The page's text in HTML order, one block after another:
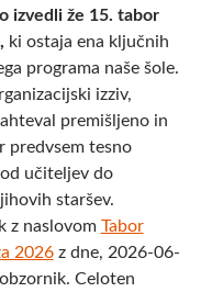
izvedli že 15. tabor
ki ostaja ena ključnih
programa naše šole.
izziv,
premišljeno in
predvsem tesno
učiteljev do
staršev.
z naslovom Tabor
2026z dne, 2026-06-
Celoten